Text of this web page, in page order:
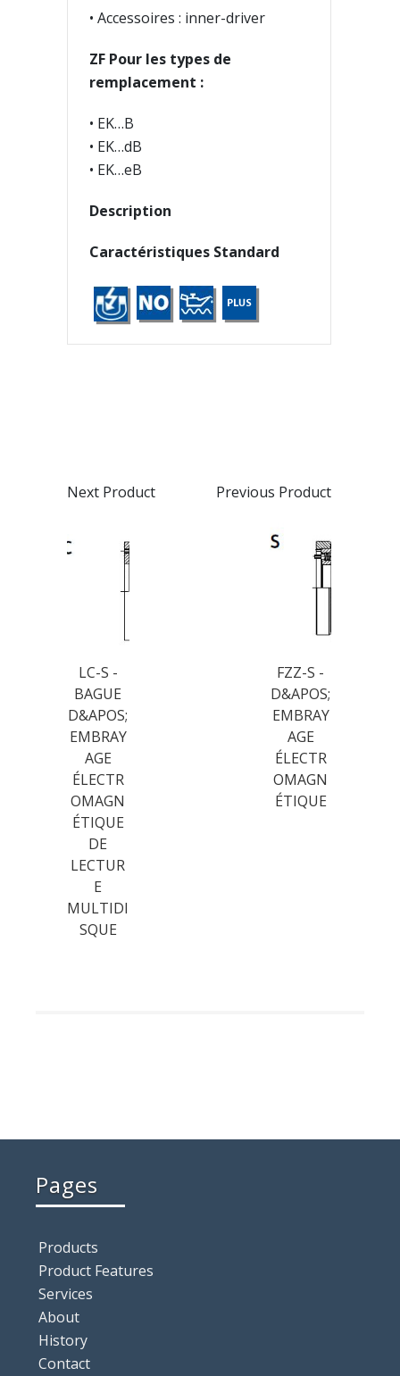
• Accessoires : inner-driver
ZF Pour les types de
remplacement :
• EK…B
• EK…dB
• EK…eB
Description
Caractéristiques Standard
Next Product
LC-S -
BAGUE
D&APOS;
EMBRAY
AGE
ÉLECTR
OMAGN
ÉTIQUE
DE
LECTUR
E
MULTIDI
SQUE
Previous Product
FZZ-S -
D&APOS;
EMBRAY
AGE
ÉLECTR
OMAGN
ÉTIQUE
Pages
Products
Product Features
Services
About
History
Contact